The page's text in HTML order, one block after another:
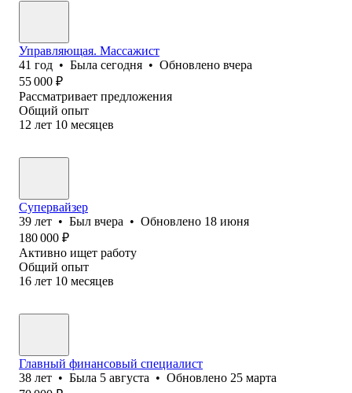
Управляющая. Массажист
41 год • Была сегодня • Обновлено вчера
55 000 ₽
Рассматривает предложения
Общий опыт
12 лет 10 месяцев
Супервайзер
39 лет • Был вчера • Обновлено 18 июня
180 000 ₽
Активно ищет работу
Общий опыт
16 лет 10 месяцев
Главный финансовый специалист
38 лет • Была 5 августа • Обновлено 25 марта